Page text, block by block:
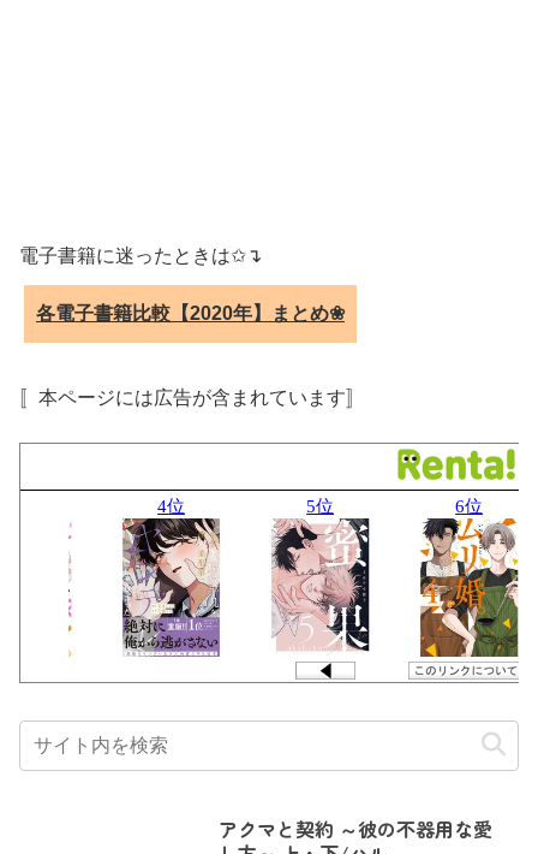
電子書籍に迷ったときは✩↴
各電子書籍比較【2020年】まとめ❀
〚本ページには広告が含まれています〛
アクマと契約 ～彼の不器用な愛